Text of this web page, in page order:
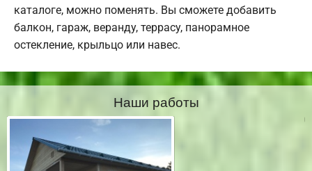
каталоге, можно поменять. Вы сможете добавить
балкон, гараж, веранду, террасу, панорамное
остекление, крыльцо или навес.
Наши работы